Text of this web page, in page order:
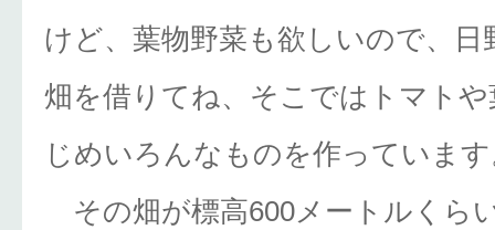
けど、葉物野菜も欲しいので、日
畑を借りてね、そこではトマト
じめいろんなものを作っていま
その畑が標高600メートルくら